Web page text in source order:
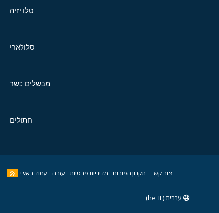
טלוויזיה
סלולארי
מבשלים כשר
חתולים
צור קשר תקנון הפורום מדיניות פרטיות עזרה עמוד ראשי
עברית (he_IL)